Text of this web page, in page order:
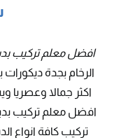
افضل معلم تركيب
الرخام بجدة
اكثر جمالا وعصريا
افضل معلم تركيب
تركيب كافة انواع